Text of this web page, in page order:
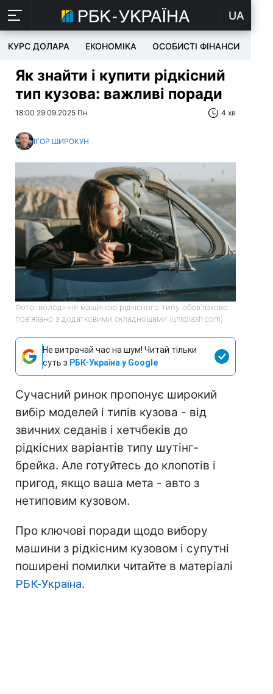
UA
КУРС ДОЛАРА ЕКОНОМІКА ОСОБИСТІ ФІНАНСИ
Як знайти і купити рідкісний
тип кузова: важливі поради
18:00 29.09.2025 Пн 4 хв
ІГОР ШИРОКУН
Фото: володіння машиною рідкісного типу обов'язково
пов'язано з додатковими складнощами (unsplash.com)
Не витрачай час на шум! Читай тільки
суть з РБК-Україна у Google
Сучасний ринок пропонує широкий
вибір моделей і типів кузова - від
звичних седанів і хетчбеків до
рідкісних варіантів типу шутінг-
брейка. Але готуйтесь до клопотів і
пригод, якщо ваша мета - авто з
нетиповим кузовом.
Про ключові поради щодо вибору
машини з рідкісним кузовом і супутні
поширені помилки читайте в матеріалі
РБК-Україна.